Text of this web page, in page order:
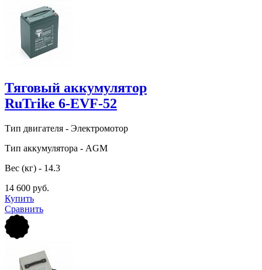
Тяговый аккумулятор
RuTrike 6-EVF-52
Тип двигателя - Электромотор
Тип аккумулятора - AGM
Вес (кг) - 14.3
14 600 руб.
Купить
Сравнить